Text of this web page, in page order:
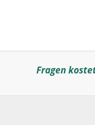
Fragen